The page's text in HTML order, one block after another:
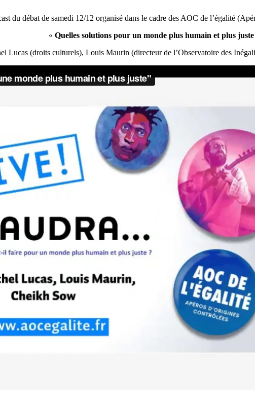
du débat de samedi 12/12 organisé dans le cadre des AOC de l’égalité
« Quelles solutions pour un monde plus humain et plus juste
Lucas (droits culturels), Louis Maurin (directeur de l’Observatoire des